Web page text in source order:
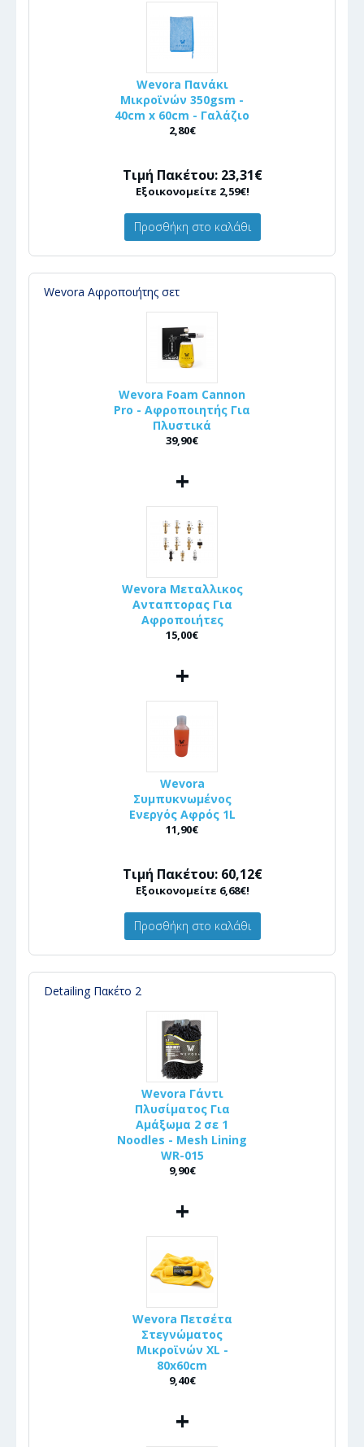
Wevora Πανάκι
Μικροϊνών 350gsm -
40cm x 60cm - Γαλάζιο
2,80€
Τιμή Πακέτου: 23,31€
Εξοικονομείτε 2,59€!
Προσθήκη στο καλάθι
Wevora Αφροποιήτης σετ
Wevora Foam Cannon
Pro - Αφροποιητής Για
Πλυστικά
39,90€
+
Wevora Μεταλλικος
Ανταπτορας Για
Αφροποιήτες
15,00€
+
Wevora
Συμπυκνωμένος
Ενεργός Αφρός 1L
11,90€
Τιμή Πακέτου: 60,12€
Εξοικονομείτε 6,68€!
Προσθήκη στο καλάθι
Detailing Πακέτο 2
Wevora Γάντι
Πλυσίματος Για
Αμάξωμα 2 σε 1
Noodles - Mesh Lining
WR-015
9,90€
+
Wevora Πετσέτα
Στεγνώματος
Μικροϊνών XL -
80x60cm
9,40€
+